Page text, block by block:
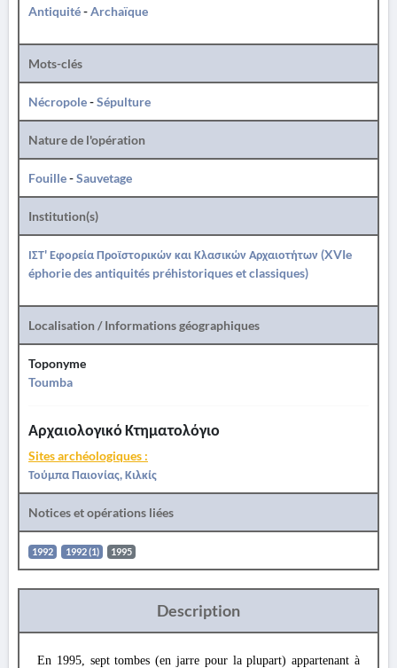
Antiquité-Archaïque
Mots-clés
Nécropole-Sépulture
Nature de l'opération
Fouille-Sauvetage
Institution(s)
ΙΣΤ' Εφορεία Προϊστορικών και Κλασικών Αρχαιοτήτων (XVIe
éphorie des antiquités préhistoriques et classiques)
Localisation / Informations géographiques
Toponyme
Toumba
Αρχαιολογικό Κτηματολόγιο
Sites archéologiques :
Τούμπα Παιονίας, Κιλκίς
Notices et opérations liées
1992 1992 (1) 1995
Description
En 1995, sept tombes (en jarre pour la plupart) appartenant à